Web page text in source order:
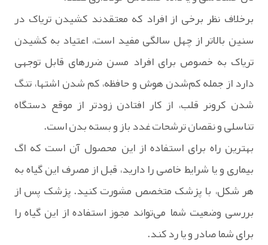
برخلاف نظر برخی از افراد که معتقدند کشیدن تریاک در
سنین بالاتر از چهل سالگی مفید است، اعتیاد به کشیدن
تریاک به خصوص برای افراد مسن ضررهای قابل توجهی
دارد از جمله کم‌شدن هوش و حافظه، کم شدن اشتها، تنگ
شدن کرونر قلب، از کار افتادن زودتر از موقع دستگاه
تناسلی و نقصان ترشحات غدد باز و بسته بدن است.
بهترین راه برای استفاده از این محصول آن است که اگ
بیماری و یا شرایط خاصی را دارید، قبل از مصرف این گیاه به
هر شکل، با پزشک متخصص مشورت کنید. پزشک پس از
بررسی وضعیت شما می‌تواند مجوز استفاده از این گیاه را
برای شما صادر و یا رد کند.